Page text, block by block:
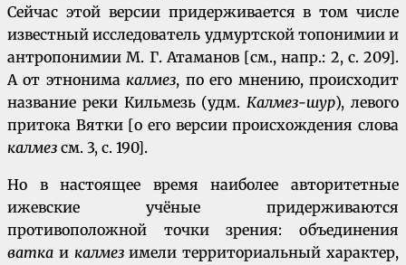
Сейчас этой версии придерживается в том числе
известный исследователь удмуртской топонимии и
антропонимии М. Г. Атаманов [см., напр.: 2, с. 209].
А от этнонимакалмез, по его мнению, происходит
название реки Кильмезь (удм.Калмез-шур), левого
притока Вятки [о его версии происхождения слова
калмез см. 3, с. 190].
Но в настоящее время наиболее авторитетные
ижевские учёные придерживаются
противоположной точки зрения: объединения
ватка и калмезимели территориальный характер,